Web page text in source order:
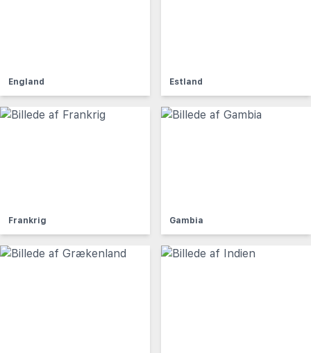
England Estland
Frankrig Gambia